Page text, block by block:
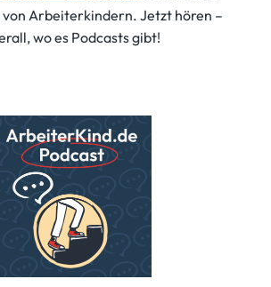
Arbeiterkindern. Jetzt hören –
wo es Podcasts gibt!